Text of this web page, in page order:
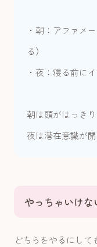
・朝：アファメ
る）
・夜：寝る前に
朝は頭がはっき
夜は潜在意識が
やっちゃいけな
どちらをやるにして